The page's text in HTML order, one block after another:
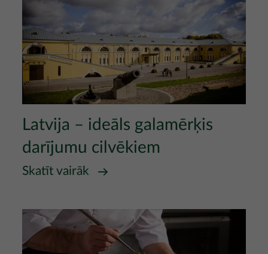
Latvija – ideāls galamērķis
darījumu cilvēkiem
Skatīt vairāk
Attēls